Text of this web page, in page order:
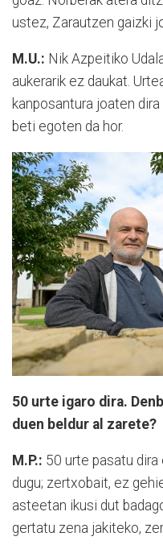
ustez, Zarautzen gaizki
M.U.: Nik Azpeitiko
aukerarik ez daukat.
kanposantura joaten
beti egoten da hor.
50 urte igaro dira.
duen beldur al zarete?
M.P.: 50 urte pasatu
dugu; zertxobait, ez
asteetan ikusi dut
gertatu zena jakiteko,